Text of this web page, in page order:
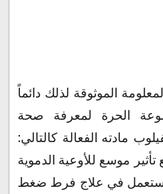
الموثوقة لذلك دائماً
الحرة لمعرفة صحة
مادته الفعالة كالتالي:
هو أحد حاصرات بيتا1 مع تأثير موسع للأوعية الدموية
ويستعمل في علاج فرط ضغط